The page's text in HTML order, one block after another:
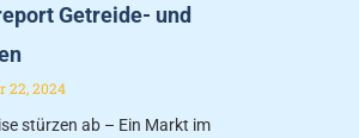
Getreide- und
22, 2024
stürzen ab – Ein Markt im